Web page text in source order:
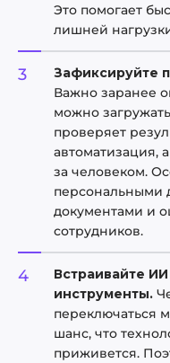
Это помогает
лишней
Зафиксируйте
Важно заранее
можно
проверяет
автоматизация,
за человеком.
персональными
документами и
сотрудников.
Встраивайте
инструменты.
переключаться
шанс, что
приживется.